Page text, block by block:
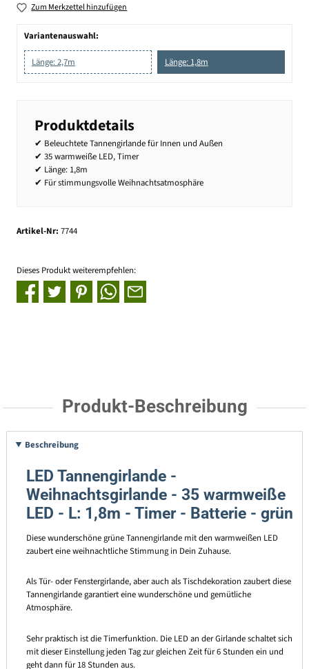
Zum Merkzettel hinzufügen
Variantenauswahl:
Länge: 2,7m Länge: 1,8m
Produktdetails
✔ Beleuchtete Tannengirlande für Innen und Außen
✔ 35 warmweiße LED, Timer
✔ Länge: 1,8m
✔ Für stimmungsvolle Weihnachtsatmosphäre
Artikel-Nr: 7744
Dieses Produkt weiterempfehlen:
Produkt-Beschreibung
Beschreibung
LED Tannengirlande -
Weihnachtsgirlande - 35 warmweiße
LED - L: 1,8m - Timer - Batterie - grün
Diese wunderschöne grüne Tannengirlande mit den warmweißen LED
zaubert eine weihnachtliche Stimmung in Dein Zuhause.
Als Tür- oder Fenstergirlande, aber auch als Tischdekoration zaubert diese
Tannengirlande garantiert eine wunderschöne und gemütliche
Atmosphäre.
Sehr praktisch ist die Timerfunktion. Die LED an der Girlande schaltet sich
mit dieser Einstellung jeden Tag zur gleichen Zeit für 6 Stunden ein und
geht dann für 18 Stunden aus.